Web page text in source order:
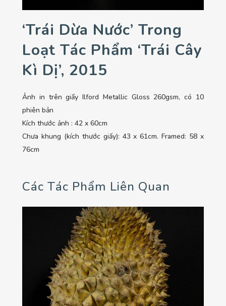
‘Trái Dừa Nước’ Trong
Loạt Tác Phẩm ‘Trái Cây
Kì Dị’, 2015
Ảnh in trên giấy Ilford Metallic Gloss 260gsm, có 10
phiên bản
Kích thước ảnh : 42 x 60cm
Chưa khung (kích thước giấy): 43 x 61cm. Framed: 58 x
76cm
Các Tác Phẩm Liên Quan